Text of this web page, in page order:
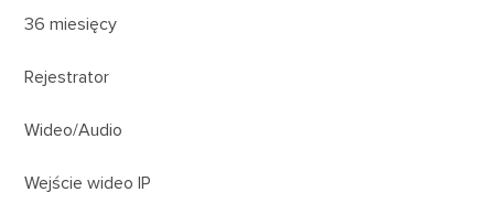
36 miesięcy
Rejestrator
Wideo/Audio
Wejście wideo IP